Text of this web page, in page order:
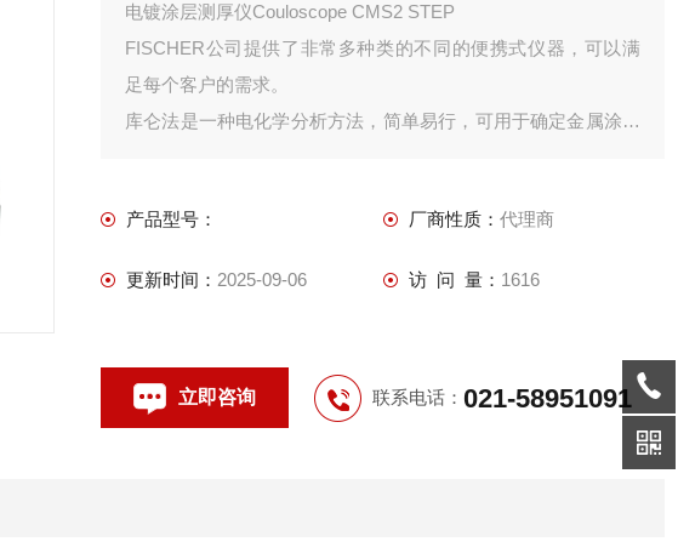
电镀涂层测厚仪Couloscope CMS2 STEP
FISCHER公司提供了非常多种类的不同的便携式仪器，可以满
足每个客户的需求。
库仑法是一种电化学分析方法，简单易行，可用于确定金属涂层
产品型号：
厂商性质： 代理商
更新时间： 2025-09-06 访 问 量： 1616
立即咨询 联系电话： 021-58951091